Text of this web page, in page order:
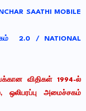
SAATHI MOBILE
2.0 / NATIONAL
விதிகள் 1994-ல்
ஒலிபரப்பு அமைச்சகம்